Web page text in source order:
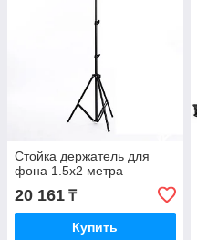
Стойка держатель для
фона 1.5х2 метра
20 161 ₸
Купить